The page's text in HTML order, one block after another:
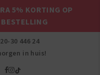
5% KORTING OP
30 446 24
in huis!